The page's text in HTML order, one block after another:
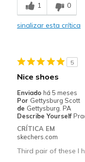
Comfortable
Outside work friendly
Width
Sizing
View On Shoes
1 0
sinalizar esta crítica
5
Nice shoes
Enviado há 5 meses
Por Gettysburg Scott
de Gettysburg. PA
Describe Yourself
CRÍTICA EM
skechers.com
Third pair of these I